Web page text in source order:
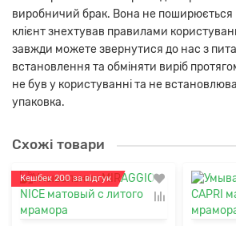
виробничий брак. Вона не поширюється
клієнт знехтував правилами
завжди можете звернутися до нас з
встановлення та обміняти виріб
не був у користуванні та не
упаковка.
Схожі товари
Кешбек 200 за відгук